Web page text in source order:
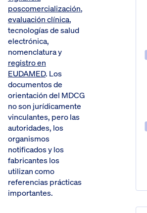
poscomercialización,
evaluación clínica,
tecnologías de salud
electrónica,
nomenclatura y
registro en
EUDAMED. Los
documentos de
orientación del MDCG
no son jurídicamente
vinculantes, pero las
autoridades, los
organismos
notificados y los
fabricantes los
utilizan como
referencias prácticas
importantes.